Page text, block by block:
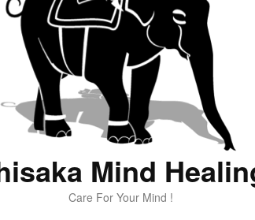
Mind
Care For Your Mind !